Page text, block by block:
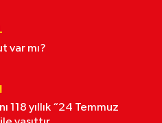
var mı?
118 yıllık “24 Temmuz